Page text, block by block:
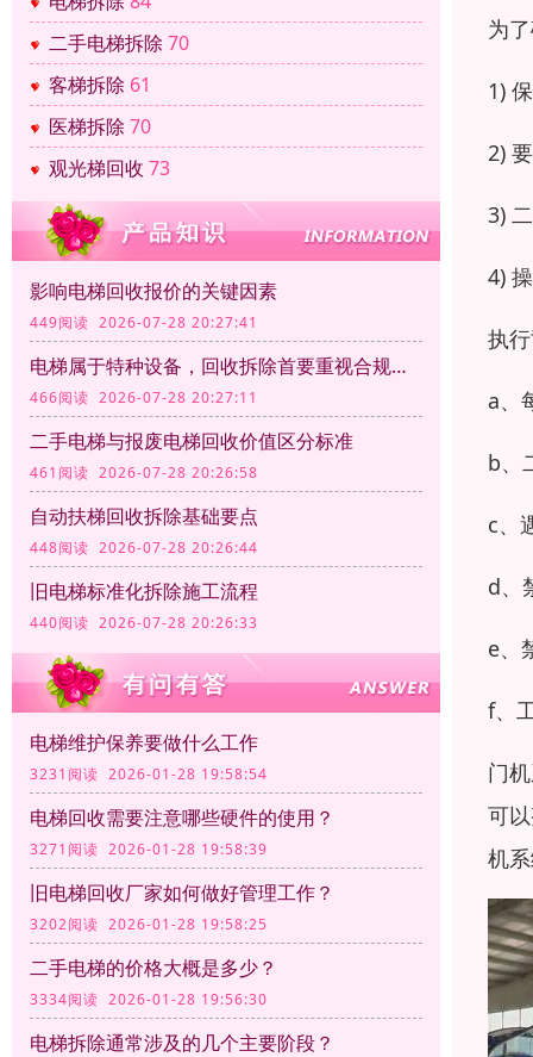
二手电梯拆除 70
客梯拆除 61
医梯拆除 70
观光梯回收 73
影响电梯回收报价的关键因素
449阅读 2026-07-28 20:27:41
电梯属于特种设备，回收拆除首要重视合规资质
466阅读 2026-07-28 20:27:11
二手电梯与报废电梯回收价值区分标准
461阅读 2026-07-28 20:26:58
自动扶梯回收拆除基础要点
448阅读 2026-07-28 20:26:44
旧电梯标准化拆除施工流程
440阅读 2026-07-28 20:26:33
电梯维护保养要做什么工作
3231阅读 2026-01-28 19:58:54
电梯回收需要注意哪些硬件的使用？
3271阅读 2026-01-28 19:58:39
旧电梯回收厂家如何做好管理工作？
3202阅读 2026-01-28 19:58:25
二手电梯的价格大概是多少？
3334阅读 2026-01-28 19:56:30
电梯拆除通常涉及的几个主要阶段？
为
1)
2)
3)
4)
执
a、
b、
c、
d、
e、
f、
门
可
机